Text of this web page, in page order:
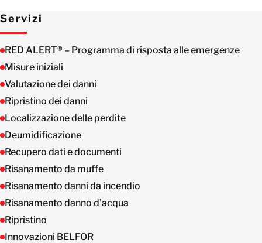
Servizi
RED ALERT® – Programma di risposta alle emergenze
Misure iniziali
Valutazione dei danni
Ripristino dei danni
Localizzazione delle perdite
Deumidificazione
Recupero dati e documenti
Risanamento da muffe
Risanamento danni da incendio
Risanamento danno d’acqua
Ripristino
Innovazioni BELFOR